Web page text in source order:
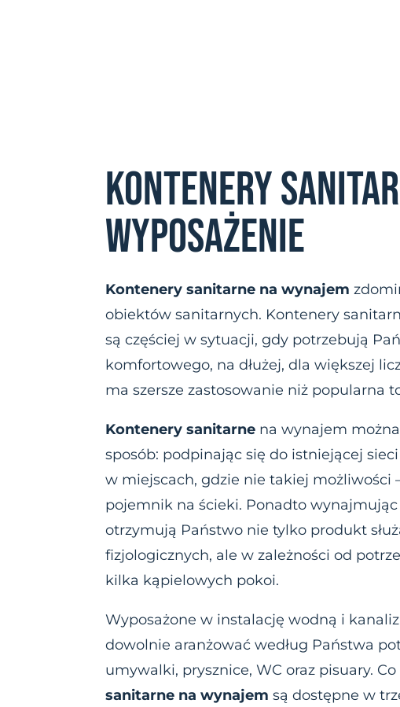
KONTENERY
WYPOSAŻENIE
Kontenery sanitarne na wynajem
obiektów sanitarnych. Kontenery
są częściej w sytuacji, gdy potrzebują
komfortowego, na dłużej, dla większej
ma szersze zastosowanie niż popularna
Kontenery sanitarne na wynajem
sposób: podpinając się do istniejącej
w miejscach, gdzie nie takiej możliwości
pojemnik na ścieki. Ponadto wynajmując
otrzymują Państwo nie tylko produkt
fizjologicznych, ale w zależności od
kilka kąpielowych pokoi.
Wyposażone w instalację wodną i
dowolnie aranżować według Państwa
umywalki, prysznice, WC oraz pisuary. Co
sanitarne na wynajem są dostępne w